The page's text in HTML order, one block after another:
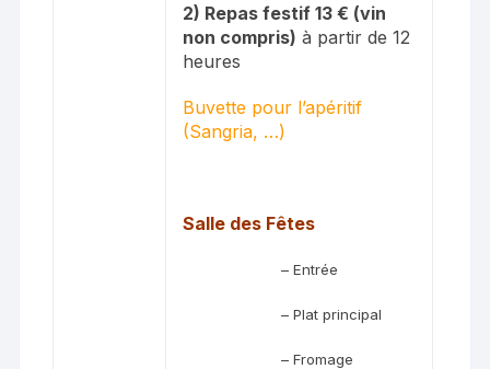
2) Repas festif 13 € (vin
non compris) à partir de 12
heures
Buvette pour l’apéritif
(Sangria, …)
Salle des Fêtes
– Entrée
– Plat principal
– Fromage